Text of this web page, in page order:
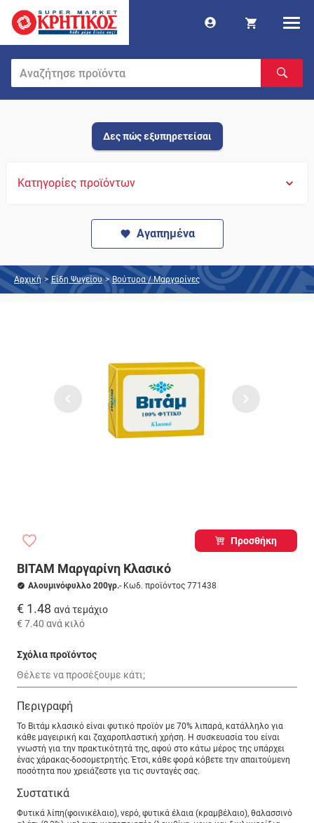
Δες πώς εξυπηρετείσαι
Κατηγορίες προϊόντων
Αγαπημένα
Αρχική > Είδη Ψυγείου > Βούτυρα / Μαργαρίνες
Προσθήκη
ΒΙΤΑΜ Μαργαρίνη Κλασικό
Αλουμινόφυλλο 200γρ.- Κωδ. προϊόντος 771438
€ 1.48 ανά τεμάχιο
€ 7.40 ανά κιλό
Σχόλια προϊόντος
Περιγραφή
Το Βιτάμ κλασικό είναι φυτικό προϊόν με 70% λιπαρά, κατάλληλο για
κάθε μαγειρική και ζαχαροπλαστική χρήση. Η συσκευασία του είναι
γνωστή για την πρακτικότητά της, αφού στο κάτω μέρος της υπάρχει
ένας χάρακας-δοσομετρητής. Έτσι, κάθε φορά κόβετε την απαιτούμενη
ποσότητα που χρειάζεστε για τις συνταγές σας.
Συστατικά
Φυτικά λίπη(φοινικέλαιο), νερό, φυτικά έλαια (κραμβέλαιο), θαλασσινό